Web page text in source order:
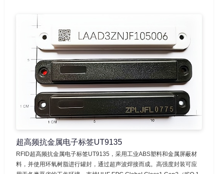
超高频抗金属电子标签UT9135
RFID超高频抗金属电子标签UT9135，采用工业ABS塑料和金属屏蔽材
料，并使用环氧树脂进行罐封，通过超声波焊接而成。高强度封装可应